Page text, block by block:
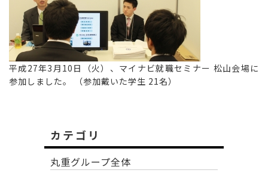
平成27年3月10日（火）、マイナビ就職セミナー 松山会場に
参加しました。 （参加戴いた学生 21名）
カテゴリ
丸重グループ全体